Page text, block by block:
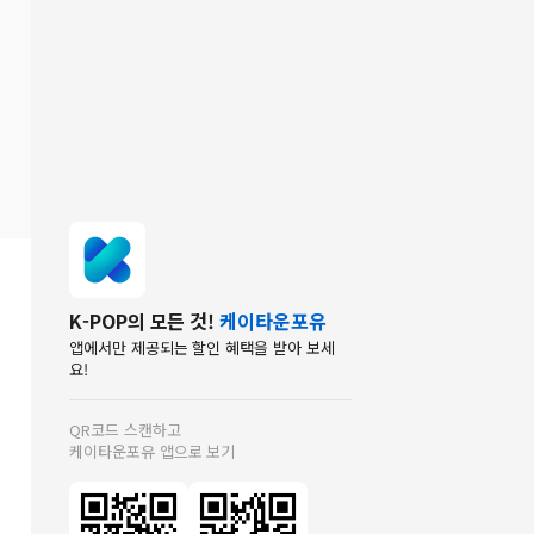
K-POP의 모든 것! 케이타운포유
앱에서만 제공되는 할인 혜택을 받아 보세
요!
QR코드 스캔하고
케이타운포유 앱으로 보기